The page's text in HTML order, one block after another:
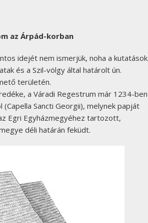
az Árpád-korban
idejét nem ismerjük, noha a kutatások
és a Szil-völgy által határolt ún.
területén.
a Váradi Regestrum már 1234-ben
Sancti Georgii), melynek papját
Egri Egyházmegyéhez tartozott,
déli határán feküdt.